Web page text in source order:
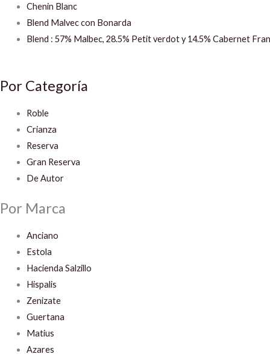
Chenin Blanc
Blend Malvec con Bonarda
Blend : 57% Malbec, 28.5% Petit verdot y 14.5% Cabernet
Por Categoría
Roble
Crianza
Reserva
Gran Reserva
De Autor
Por Marca
Anciano
Estola
Hacienda Salzillo
Hispalis
Zenizate
Guertana
Matius
Azares